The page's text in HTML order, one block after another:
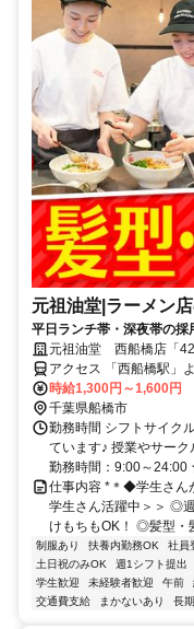
元祖油堂|ラーメン
平日ランチ帯・深夜帯の
学生さん大注目！絶品ま
自由
元祖油堂 西船橋店「
アクセス 「西船橋駅」
時給1,300円～1,600円
千葉県船橋市
勤務時間 シフトサイク
ています♪ 授業やサー
勤務時間：9:00～
仕事内容 *＊◆学生さん
学生さん活躍中＞＞ ◎
けもちもOK！ ◎髪型・
制服あり 扶養内勤務OK 社員
土日祝のみOK
週1シフト提出
学生歓迎
未経験者歓迎 午前
交通費支給
まかないあり 長